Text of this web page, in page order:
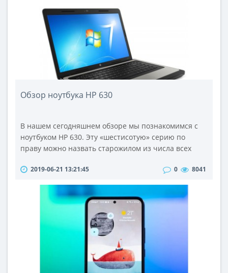
человека синтезируется из трех аминокислот:
глицина, ар..
Обзор ноутбука HP 630
В нашем сегодняшнем обзоре мы познакомимся с
ноутбуком HP 630. Эту «шестисотую» серию по
праву можно назвать старожилом из числа всех
Hewlett-Packard, впервые она появилась еще в те
производитель долго не мог придумать, как именно
позиционировать эту серию, ее представители
присутствовали и в классе DTR, и в чис..
2019-06-21 13:21:45 0 8041